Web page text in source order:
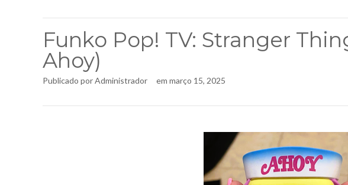
Funko Pop! TV: Stranger
Ahoy)
Publicado porAdministrador em março 15, 2025